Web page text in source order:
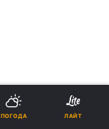
ПОГОДА ЛАЙТ